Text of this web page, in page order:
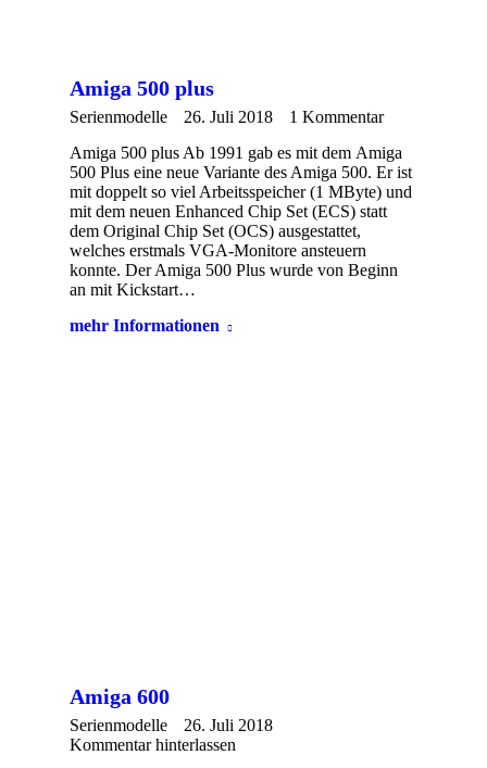
Amiga 500 plus
Serienmodelle 26. Juli 2018
1 Kommentar
Amiga 500 plus Ab 1991 gab es mit dem Amiga
500 Plus eine neue Variante des Amiga 500. Er ist
mit doppelt so viel Arbeitsspeicher (1 MByte) und
mit dem neuen Enhanced Chip Set (ECS) statt
dem Original Chip Set (OCS) ausgestattet,
welches erstmals VGA-Monitore ansteuern
konnte. Der Amiga 500 Plus wurde von Beginn
an mit Kickstart…
mehr Informationen
Amiga 600
Serienmodelle
26. Juli 2018
Kommentar hinterlassen